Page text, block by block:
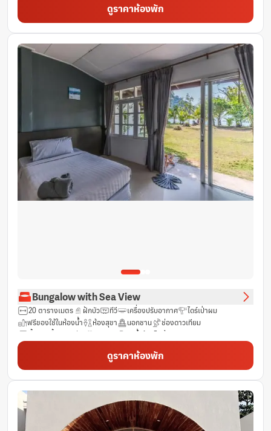
ห้องน้ำส่วนตัว ระเบียง
น้ำดื่มบรรจุขวด (ฟรี)
ห้องพักชั้น G
ตู้นิรภัย ผ้าลินิน ห้องปลอดบุหรี่
ตู้เย็น
บริการด้านความปลอดภัย
พื้นที่นั่งเล่น ถังขยะ ฟรี Wifi
หน้าต่าง
พื้นไม้เนื้อแข็ง/ปาร์เก้
ดูราคาห้องพัก
Bungalow with Sea View
20 ตารางเมตร ฝักบัว ทีวี เครื่องปรับอากาศ
ไดร์เป่าผม
ฟรีของใช้ในห้องน้ำ
ห้องสุขา นอกชาน
ช่องดาวเทียม
พื้นกระเบื้อง/หินอ่อน
กาน้ำร้อนไฟฟ้า
ห้องน้ำส่วนตัว ระเบียง
น้ำดื่มบรรจุขวด (ฟรี)
ห้องพักชั้น G
ตู้นิรภัย ผ้าลินิน ห้องปลอดบุหรี่
ตู้เย็น
บริการด้านความปลอดภัย
พื้นที่นั่งเล่น ถังขยะ ฟรี Wifi
หน้าต่าง
ดูราคาห้องพัก